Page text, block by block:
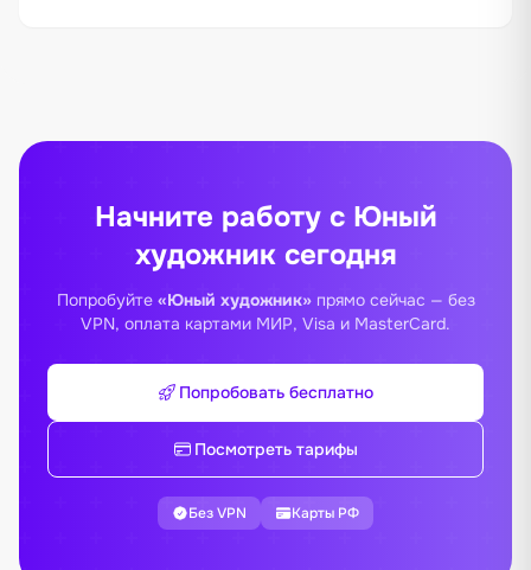
Начните работу с Юный
художник сегодня
Попробуйте «Юный художник»прямо сейчас — без
VPN, оплата картами МИР, Visa и MasterCard.
Попробовать бесплатно
Посмотреть тарифы
Без VPN Карты РФ